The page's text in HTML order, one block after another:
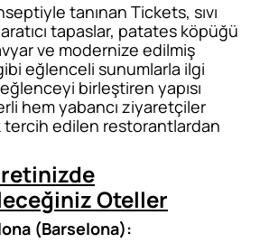
tanınan Tickets, sıvı
tapaslar, patates köpüğü
ve modernize edilmiş
eğlenceli sunumlarla ilgi
birleştiren yapısı
hem yabancı ziyaretçiler
tercih edilen restorantlardan
Oteller
(Barselona):